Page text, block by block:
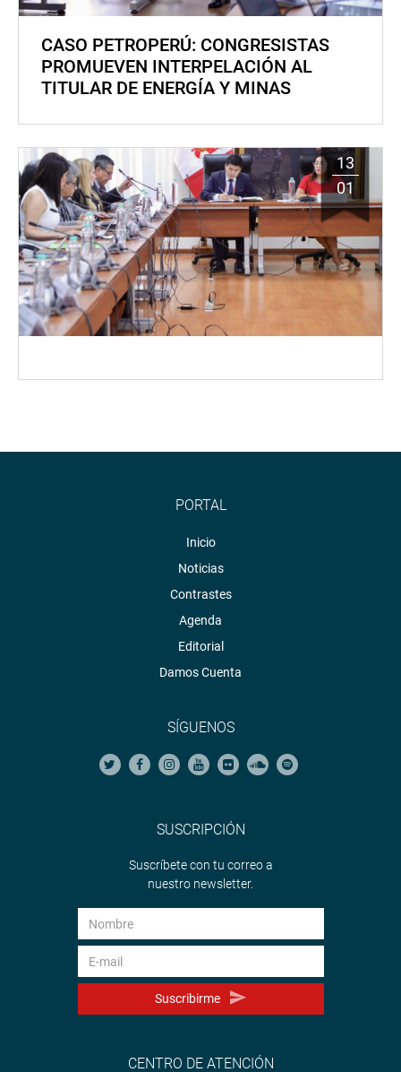
CASO PETROPERÚ: CONGRESISTAS
PROMUEVEN INTERPELACIÓN AL
TITULAR DE ENERGÍA Y MINAS
13
01
PORTAL
Inicio
Noticias
Contrastes
Agenda
Editorial
Damos Cuenta
SÍGUENOS
SUSCRIPCIÓN
Suscríbete con tu correo a
nuestro newsletter.
Suscribirme
CENTRO DE ATENCIÓN